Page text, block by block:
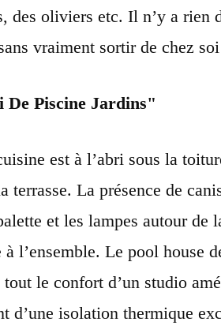
des oliviers etc. Il n’y a rien
vraiment sortir de chez
Piscine Jardins
est à l’abri sous la
terrasse. La présence de
et les lampes autour de
à l’ensemble. Le pool house
le confort d’un studio
d’une isolation thermique